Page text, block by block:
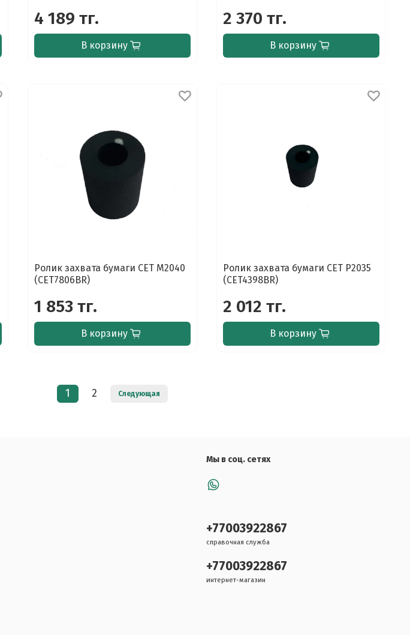
4 189 тг.
В корзину
2 370 тг.
В корзину
Ролик захвата бумаги CET M2040
(CET7806BR)
1 853 тг.
В корзину
Ролик захвата бумаги CET P2035
(CET4398BR)
2 012 тг.
В корзину
1 2 Следующая
Мы в соц. сетях
+77003922867
справочная служба
+77003922867
интернет-магазин